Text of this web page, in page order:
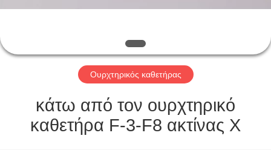
ΈΛΕΓΧΟΣ
ΜΑΣ
ΕΛΆΤΕ
ΕΠΑΦΉ
Ουρχτηρικός καθετήρας
κάτω από τον ουρχτηρικό
καθετήρα F-3-F8 ακτίνας X